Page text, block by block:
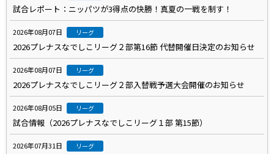
試合レポート：ニッパツが3得点の快勝！真夏の一戦を制す！
2026年08月07日 リーグ
2026プレナスなでしこリーグ２部第16節 代替開催日決定のお知らせ
2026年08月07日 リーグ
2026プレナスなでしこリーグ２部入替戦予選大会開催のお知らせ
2026年08月05日 リーグ
試合情報（2026プレナスなでしこリーグ１部 第15節）
2026年07月31日 リーグ